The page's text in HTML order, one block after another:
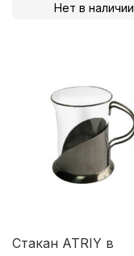
Нет в наличии
Стакан ATRIY в